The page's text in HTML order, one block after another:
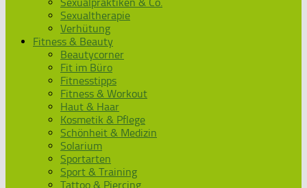
Sexualtherapie
Verhütung
Fitness & Beauty
Beautycorner
Fit im Büro
Fitnesstipps
Fitness & Workout
Haut & Haar
Kosmetik & Pflege
Schönheit & Medizin
Solarium
Sportarten
Sport & Training
Tattoo & Piercing